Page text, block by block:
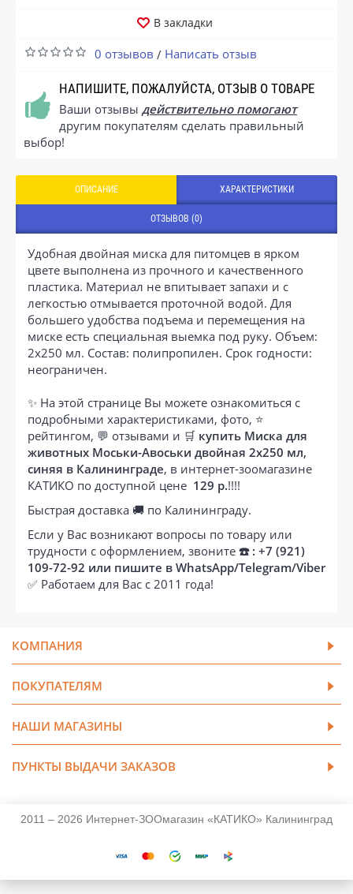
В закладки
0 отзывов / Написать отзыв
НАПИШИТЕ, ПОЖАЛУЙСТА, ОТЗЫВ О ТОВАРЕ
Ваши отзывы действительно помогают
другим покупателям сделать правильный
выбор!
ОПИСАНИЕ ХАРАКТЕРИСТИКИ
ОТЗЫВОВ (0)
Удобная двойная миска для питомцев в ярком
цвете выполнена из прочного и качественного
пластика. Материал не впитывает запахи и с
легкостью отмывается проточной водой. Для
большего удобства подъема и перемещения на
миске есть специальная выемка под руку. Объем:
2х250 мл. Состав: полипропилен. Срок годности:
неограничен.
✨ На этой странице Вы можете ознакомиться с
подробными характеристиками, фото, ⭐
рейтингом, 💬 отзывами и 🛒 купить Миска для
животных Моськи-Авоськи двойная 2х250 мл,
синяя в Калининграде, в интернет-зоомагазине
КАТИКО по доступной цене 129 р.!!!!
Быстрая доставка 🚚 по Калининграду.
Если у Вас возникают вопросы по товару или
трудности с оформлением, звоните ☎️ : +7 (921)
109-72-92 или пишите в WhatsApp/Telegram/Viber
✅ Работаем для Вас с 2011 года!
КОМПАНИЯ
ПОКУПАТЕЛЯМ
НАШИ МАГАЗИНЫ
ПУНКТЫ ВЫДАЧИ ЗАКАЗОВ
2011 – 2026 Интернет-ЗООмагазин «КАТИКО» Калининград